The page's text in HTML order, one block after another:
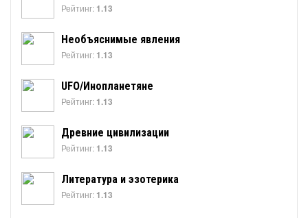
Рейтинг: 1.13
Необъяснимые явления
Рейтинг: 1.13
UFO/Инопланетяне
Рейтинг: 1.13
Древние цивилизации
Рейтинг: 1.13
Литература и эзотерика
Рейтинг: 1.13